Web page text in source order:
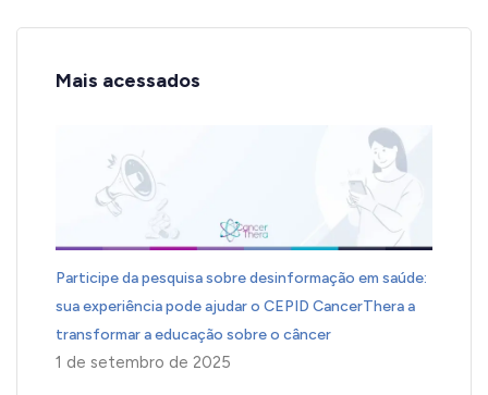
Mais acessados
Participe da pesquisa sobre desinformação em saúde:
sua experiência pode ajudar o CEPID CancerThera a
transformar a educação sobre o câncer
1 de setembro de 2025